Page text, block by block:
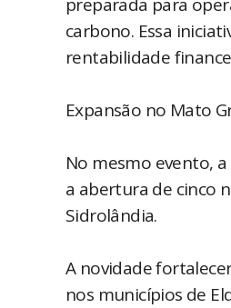
preparada para
carbono. Essa
rentabilidade
Expansão no Mato
No mesmo evento,
a abertura de cinco
Sidrolândia.
A novidade
nos municípios de